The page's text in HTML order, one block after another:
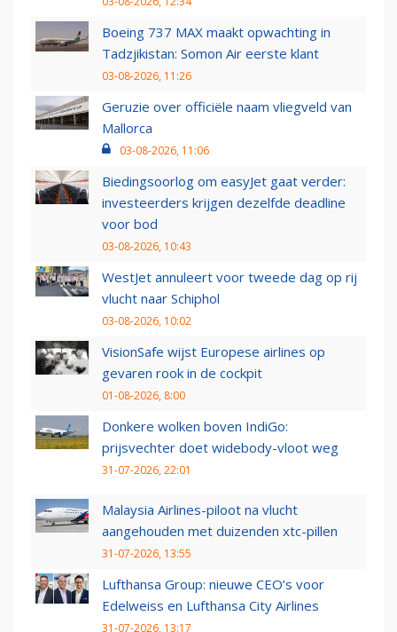
Boeing 737 MAX maakt opwachting in
Tadzjikistan: Somon Air eerste klant
03-08-2026, 11:26
Geruzie over officiële naam vliegveld van
Mallorca
03-08-2026, 11:06
Biedingsoorlog om easyJet gaat verder:
investeerders krijgen dezelfde deadline
voor bod
03-08-2026, 10:43
WestJet annuleert voor tweede dag op rij
vlucht naar Schiphol
03-08-2026, 10:02
VisionSafe wijst Europese airlines op
gevaren rook in de cockpit
01-08-2026, 8:00
Donkere wolken boven IndiGo:
prijsvechter doet widebody-vloot weg
31-07-2026, 22:01
Malaysia Airlines-piloot na vlucht
aangehouden met duizenden xtc-pillen
31-07-2026, 13:55
Lufthansa Group: nieuwe CEO’s voor
Edelweiss en Lufthansa City Airlines
31-07-2026, 13:17